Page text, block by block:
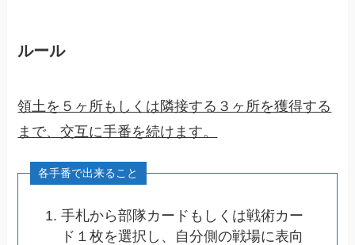
ルール
領土を５ヶ所もしくは隣接する３ヶ所を獲得する
まで、交互に手番を続けます。
手札から部隊カードもしくは戦術カー
ド１枚を選択し、自分側の戦場に表向